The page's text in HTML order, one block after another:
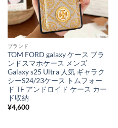
ブランド
TOM FORD galaxy ケース ブラ
ンドスマホケース メンズ
Galaxy s25 Ultra 人気 ギャラク
シーS24/23ケース トムフォー
ド TF アンドロイド ケース カー
ド収納
¥4,600